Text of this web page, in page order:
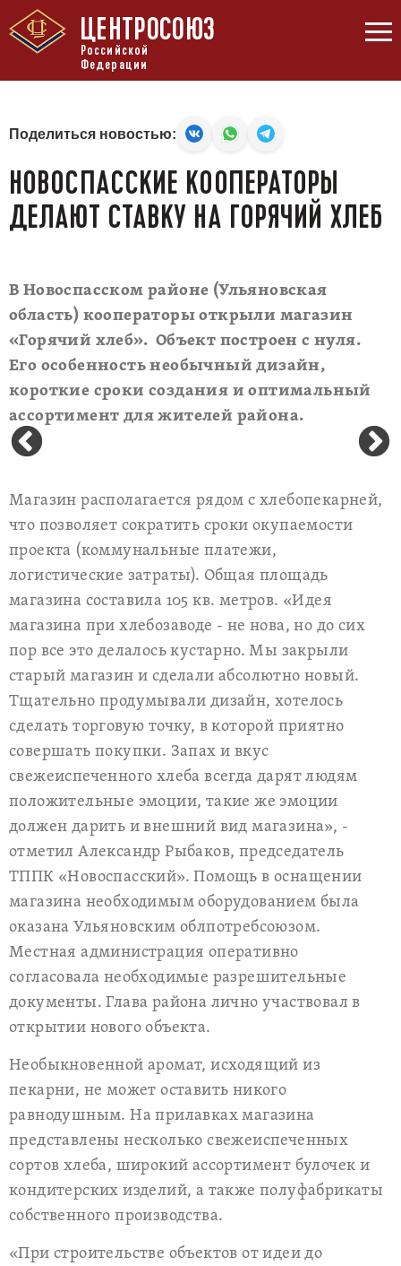
ЦЕНТРОСОЮЗ
Российской
Федерации
Поделиться новостью:
НОВОСПАССКИЕ КООПЕРАТОРЫ
ДЕЛАЮТ СТАВКУ НА ГОРЯЧИЙ ХЛЕБ
В Новоспасском районе (Ульяновская
область) кооператоры открыли магазин
«Горячий хлеб». Объект построен с нуля.
Его особенность необычный дизайн,
короткие сроки создания и оптимальный
ассортимент для жителей района.
Магазин располагается рядом с хлебопекарней,
что позволяет сократить сроки окупаемости
проекта (коммунальные платежи,
логистические затраты). Общая площадь
магазина составила 105 кв. метров. «Идея
магазина при хлебозаводе - не нова, но до сих
пор все это делалось кустарно. Мы закрыли
старый магазин и сделали абсолютно новый.
Тщательно продумывали дизайн, хотелось
сделать торговую точку, в которой приятно
совершать покупки. Запах и вкус
свежеиспеченного хлеба всегда дарят людям
положительные эмоции, такие же эмоции
должен дарить и внешний вид магазина», -
отметил Александр Рыбаков, председатель
ТППК «Новоспасский». Помощь в оснащении
магазина необходимым оборудованием была
оказана Ульяновским облпотребсоюзом.
Местная администрация оперативно
согласовала необходимые разрешительные
документы. Глава района лично участвовал в
открытии нового объекта.
Необыкновенной аромат, исходящий из
пекарни, не может оставить никого
равнодушным. На прилавках магазина
представлены несколько свежеиспеченных
сортов хлеба, широкий ассортимент булочек и
кондитерских изделий, а также полуфабрикаты
собственного производства.
«При строительстве объектов от идеи до